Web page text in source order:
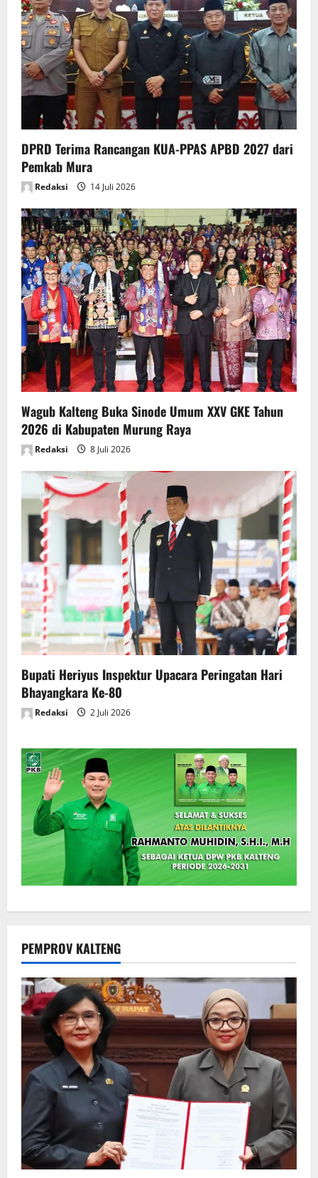
a
t
i
o
n
DPRD Terima Rancangan KUA-PPAS APBD 2027 dari
Pemkab Mura
Redaksi 14 Juli 2026
Wagub Kalteng Buka Sinode Umum XXV GKE Tahun
2026 di Kabupaten Murung Raya
Redaksi 8 Juli 2026
Bupati Heriyus Inspektur Upacara Peringatan Hari
Bhayangkara Ke-80
Redaksi 2 Juli 2026
PEMPROV KALTENG